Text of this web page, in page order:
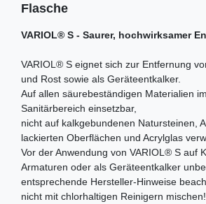
Flasche
VARIOL® S - Saurer, hochwirksamer
VARIOL® S eignet sich zur Entfernung
und Rost sowie als Geräteentkalker.
Auf allen säurebeständigen Materialien
Sanitärbereich einsetzbar,
nicht auf kalkgebundenen Natursteinen,
lackierten Oberflächen und Acrylglas
Vor der Anwendung von VARIOL® S auf
Armaturen oder als Geräteentkalker
entsprechende Hersteller-Hinweise
nicht mit chlorhaltigen Reinigern mischen!